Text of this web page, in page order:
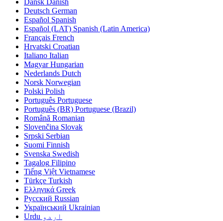
Dansk Danish
Deutsch German
Español Spanish
Español (LAT) Spanish (Latin America)
Français French
Hrvatski Croatian
Italiano Italian
Magyar Hungarian
Nederlands Dutch
Norsk Norwegian
Polski Polish
Português Portuguese
Português (BR) Portuguese (Brazil)
Română Romanian
Slovenčina Slovak
Srpski Serbian
Suomi Finnish
Svenska Swedish
Tagalog Filipino
Tiếng Việt Vietnamese
Türkçe Turkish
Ελληνικά Greek
Русский Russian
Український Ukrainian
اردو Urdu